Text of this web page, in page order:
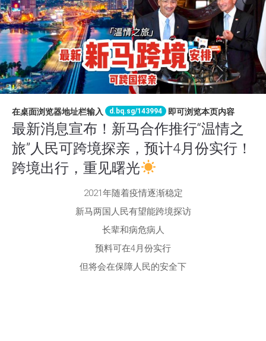
在桌面浏览器地址栏输入 d.bq.sg/143994 即可浏览本页内容
最新消息宣布！新马合作推行“温情之
旅”人民可跨境探亲，预计4月份实行！
跨境出行，重见曙光
2021年随着疫情逐渐稳定
新马两国人民有望能跨境探访
长辈和病危病人
预料可在4月份实行
但将会在保障人民的安全下